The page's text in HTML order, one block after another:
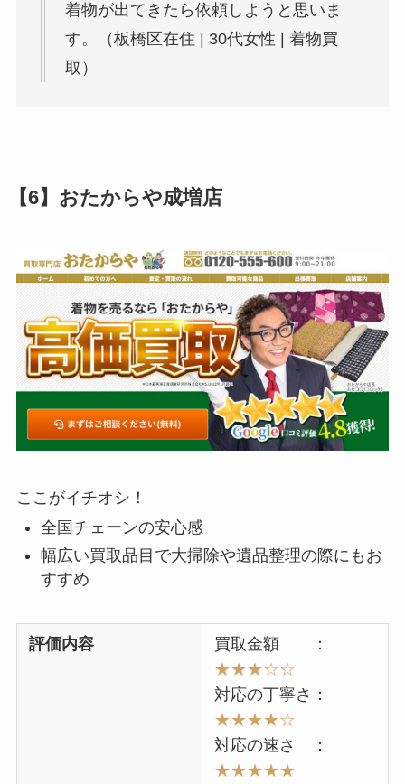
着物が出てきたら依頼しようと思いま
す。（板橋区在住 | 30代女性 | 着物買
取）
【6】おたからや成増店
ここがイチオシ！
全国チェーンの安心感
幅広い買取品目で大掃除や遺品整理の際にもお
すすめ
評価内容
買取金額 ：
★★★☆☆
対応の丁寧さ：
★★★★☆
対応の速さ ：
★★★★★